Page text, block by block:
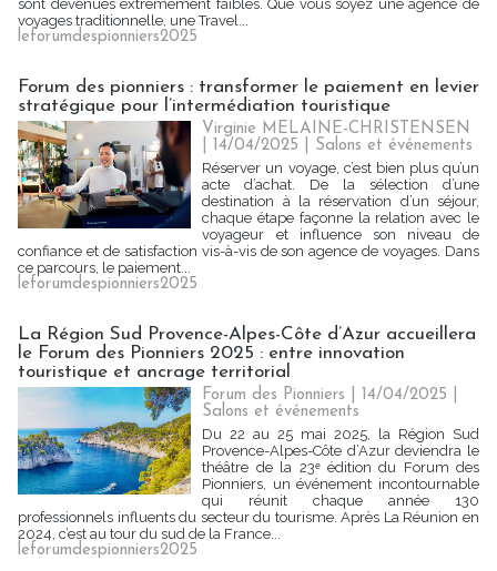
sont devenues extrêmement faibles. Que vous soyez une agence de
voyages traditionnelle, une Travel...
leforumdespionniers2025
Forum des pionniers : transformer le paiement en levier
stratégique pour l’intermédiation touristique
Virginie MELAINE-CHRISTENSEN
| 14/04/2025
Salons et événements
Réserver un voyage, c’est bien plus qu’un
acte d’achat. De la sélection d’une
destination à la réservation d’un séjour,
chaque étape façonne la relation avec le
voyageur et influence son niveau de
confiance et de satisfaction vis-à-vis de son agence de voyages. Dans
ce parcours, le paiement...
leforumdespionniers2025
La Région Sud Provence-Alpes-Côte d’Azur accueillera
le Forum des Pionniers 2025 : entre innovation
touristique et ancrage territorial
Forum des Pionniers | 14/04/2025
Salons et événements
Du 22 au 25 mai 2025, la Région Sud
Provence-Alpes-Côte d’Azur deviendra le
théâtre de la 23ᵉ édition du Forum des
Pionniers, un événement incontournable
qui réunit chaque année 130
professionnels influents du secteur du tourisme. Après La Réunion en
2024, c’est au tour du sud de la France...
leforumdespionniers2025